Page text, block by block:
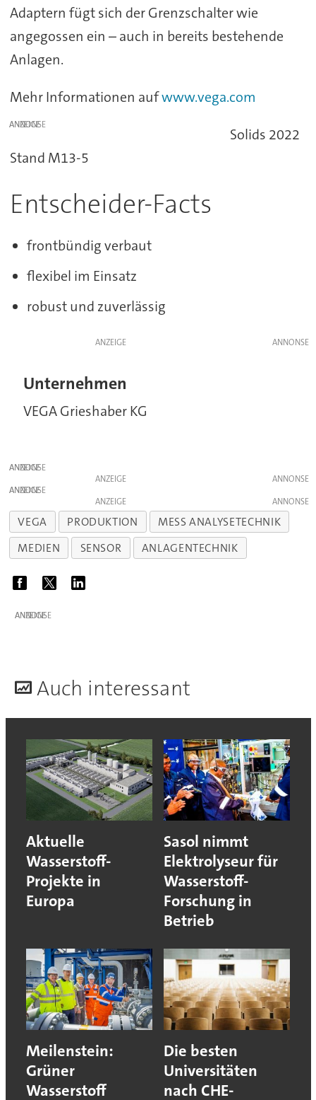
Adaptern fügt sich der Grenzschalter wie
angegossen ein – auch in bereits bestehende
Anlagen.
Mehr Informationen aufwww.vega.com
ANZEIGE
Solids 2022
Stand M13-5
Entscheider-Facts
frontbündig verbaut
flexibel im Einsatz
robust und zuverlässig
ANZEIGE
Unternehmen
VEGA Grieshaber KG
ANZEIGE
ANZEIGE
ANZEIGE
ANZEIGE
VEGA PRODUKTION
MESS ANALYSETECHNIK
MEDIEN
SENSOR ANLAGENTECHNIK
ANZEIGE
Auch interessant
Aktuelle
Wasserstoff-
Projekte in
Europa
Sasol nimmt
Elektrolyseur für
Wasserstoff-
Forschung in
Betrieb
Meilenstein:
Grüner
Wasserstoff
Die besten
Universitäten
nach CHE-